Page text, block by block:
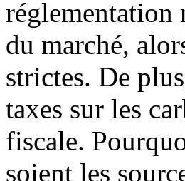
réglementation
du marché,
strictes. De
taxes sur les
fiscale.
soient les